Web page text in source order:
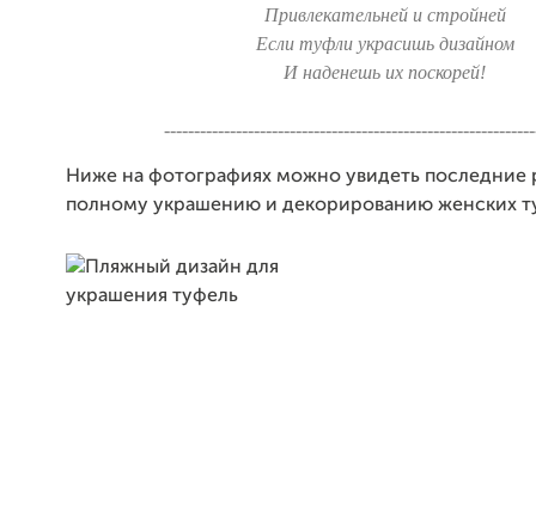
Привлекательней и стройней
Если туфли украсишь дизайном
И наденешь их поскорей!
Ниже на фотографиях можно увидеть последние
полному украшению и декорированию женских